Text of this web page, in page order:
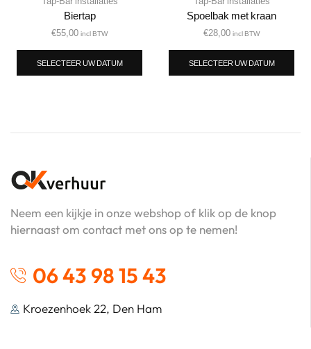
Biertap
€55,00 incl BTW
SELECTEER UW DATUM
Spoelbak met kraan
€28,00 incl BTW
SELECTEER UW DATUM
Neem een kijkje in onze webshop of klik op de knop
hiernaast om contact met ons op te nemen!
06 43 98 15 43
Kroezenhoek 22, Den Ham